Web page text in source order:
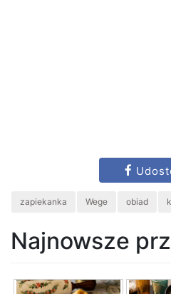
zapiekanka Wege obiad
Najnowsze